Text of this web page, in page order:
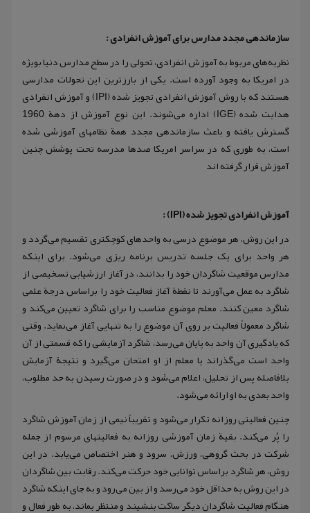
سازماندهی مجدد مدارس برای آموزش انفرادی :
نظریه‌های مربوط به آموزش انفرادی، تحولی را در سطح مدارس دنیا بویژه
در امریکا به وجود آورده است. یکی از بارزترین این تحولات مدارسی
هستند که با روش آموزش انفرادی تجویز شده (IPI) و آموزش انفرادی
هدایت شده (IGE) اداره می‌شوند. این نوع آموزش از دهة 1960
گسترش یافته و باعث سازماندهی مجدد همة نظامهای آموزشی شده
است، به طوری که در سراسر امریکا صدها مدرسه تحت پوشش چنین
آموزش قرار گرفته اند
آموزش انفرادی تجویز شده (IPI) :
در این روش، هر موضوع درسی به واحدهای کوچکتری تقسیم می‌گردد و
هر واحد برای یک جلسه تدریس برنامه ریزی می‌شود. برای اینکه
مدارس موقعیت شاگردان خود را بدانند، در آغاز ارزشیابی تسخیصی از
شاگرد به عمل می‌آورند تا نقطة آغاز فعالیت خود را براساس درجة علمی
شاگرد معین کنند. معلم موضوع مناسب را برای شاگرد تعیین می‌کند و
شاگرد معمولاً فعالیت بر روی آن موضوع را به تنهایی آغاز می‌نماید. وقتی
که یادگیری آن واحد به پایان می‌رسد، شاگرد آزمایشی را که قسمتی از آن
واحد است می‌گذراند یا معلم از او امتحان می‌گیرد و نتیجة آزمایش
بلافاصله پس از تحلیل، اعلام می‌شود و در صورت رسیدن به حد مطلوب،
واحد بعدی به او ارائه می‌شود.
چنین فعالیتی روزانه تکرار می‌شود و تقریباً نیمی از زمان آموزش شاگرد
را پُر می‌کند. بقیة زمان آموزشی روزانه به فعالیتهای مرسوم از جمله
شرکت در بحث گروهی، ورزش، سرود و هنر اختصاص می‌یابد. در این
روش، هر شاگرد براساس توانایی خود حرکت می‌کند. رقابت بین شاگردان
در این روش به حداقل خود می‌رسد و از بین می‌رود و به جای اینکه شاگرد
هنگام فعالیت شاگردان دیگر ساکت بنشیند و منتظر بماند، به طور فعال و